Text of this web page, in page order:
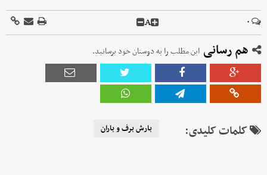
۰ A
هم رسانی این مطلب را به دوستان خود برسانید.
کلمات کلیدی: بارش برف و باران